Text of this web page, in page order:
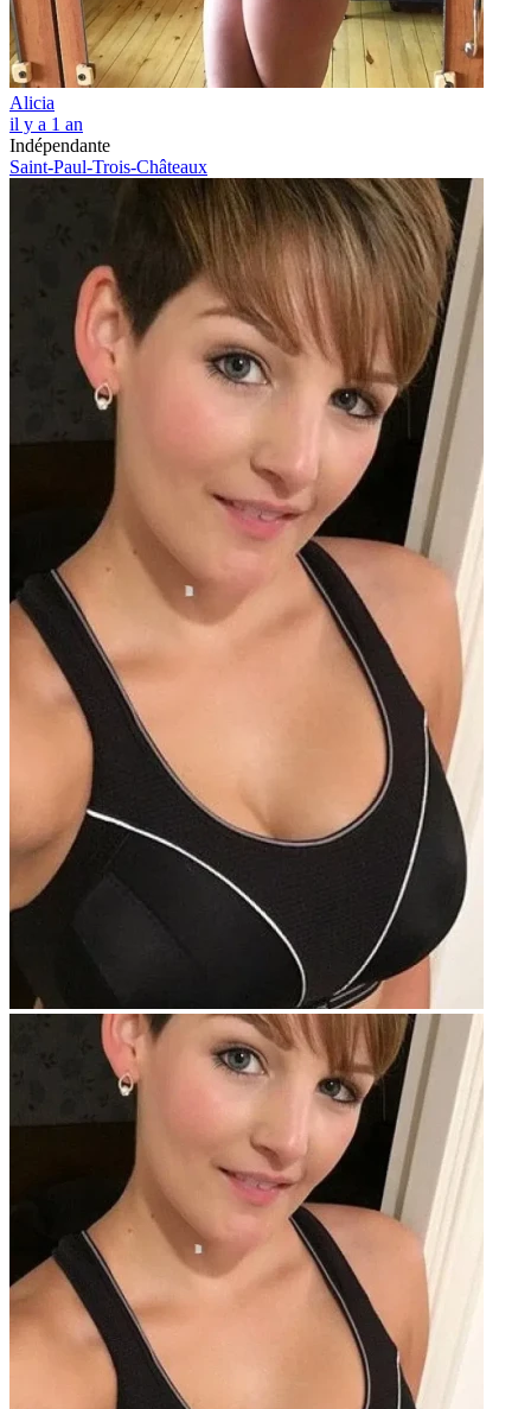
Alicia
il y a 1 an
Indépendante
Saint-Paul-Trois-Châteaux